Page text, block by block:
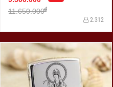
11.650.000đ
2.312